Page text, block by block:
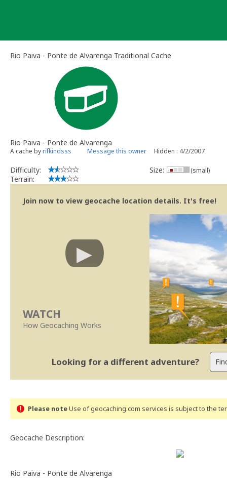
Rio Paiva - Ponte de Alvarenga Traditional Cache
Rio Paiva - Ponte de Alvarenga
A cache byrifkindsss Message this owner Hidden : 4/2/2007
Difficulty:
Terrain:
Size: (small)
Join now to view geocache location details. It's free!
WATCH
How Geocaching Works
Looking for a different adventure?
Please noteUse of geocaching.com services is subject to the
Geocache Description:
Rio Paiva - Ponte de Alvarenga